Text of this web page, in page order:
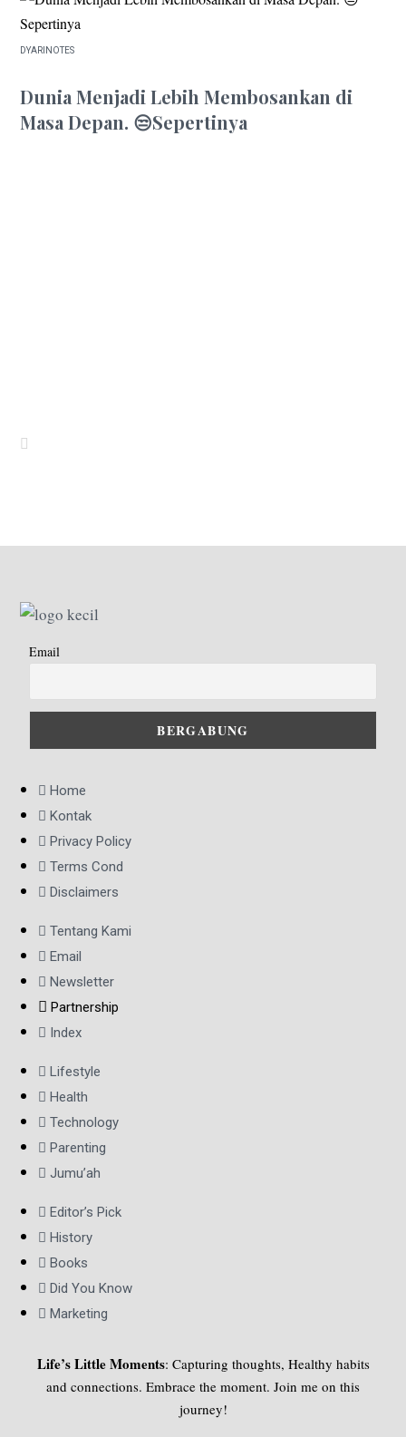
DYARINOTES
Dunia Menjadi Lebih Membosankan di
Masa Depan. 😒Sepertinya
Email
Home
Kontak
Privacy Policy
Terms Cond
Disclaimers
Tentang Kami
Email
Newsletter
Partnership
Index
Lifestyle
Health
Technology
Parenting
Jumu’ah
Editor’s Pick
History
Books
Did You Know
Marketing
Life’s Little Moments: Capturing thoughts, Healthy habits
and connections. Embrace the moment. Join me on this
journey!